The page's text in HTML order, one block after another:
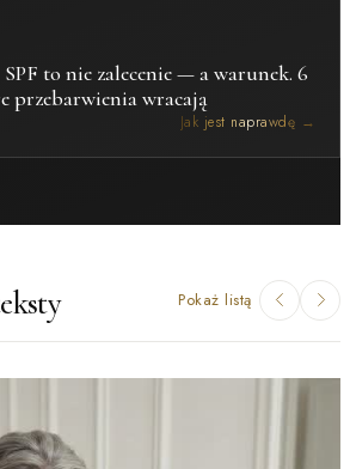
to nie zalecenie — a warunek. 6
przebarwienia wracają
Jak jest naprawdę →
Pokaż listą